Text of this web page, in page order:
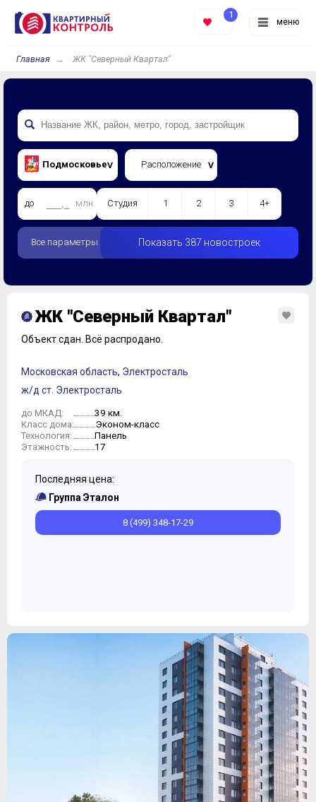
меню
1
Главная ЖК "Северный Квартал"
Подмосковье Расположение
до млн. Студия 1 2 3 4+
Все параметры Показать 387 новостроек
ЖК "Северный Квартал"
Объект сдан. Всё распродано.
Московская область, Электросталь
ж/д ст. Электросталь
до МКАД: 39 км.
Класс дома: Эконом-класс
Технология: Панель
Этажность: 17
Последняя цена:
Группа Эталон
8 (499) 348-17-29